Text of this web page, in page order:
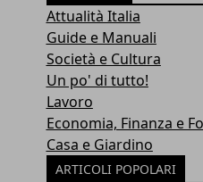
Attualità Italia
Guide e Manuali
Società e Cultura
Un po' di tutto!
Lavoro
Economia, Finanza e
Casa e Giardino
ARTICOLI POPOLARI